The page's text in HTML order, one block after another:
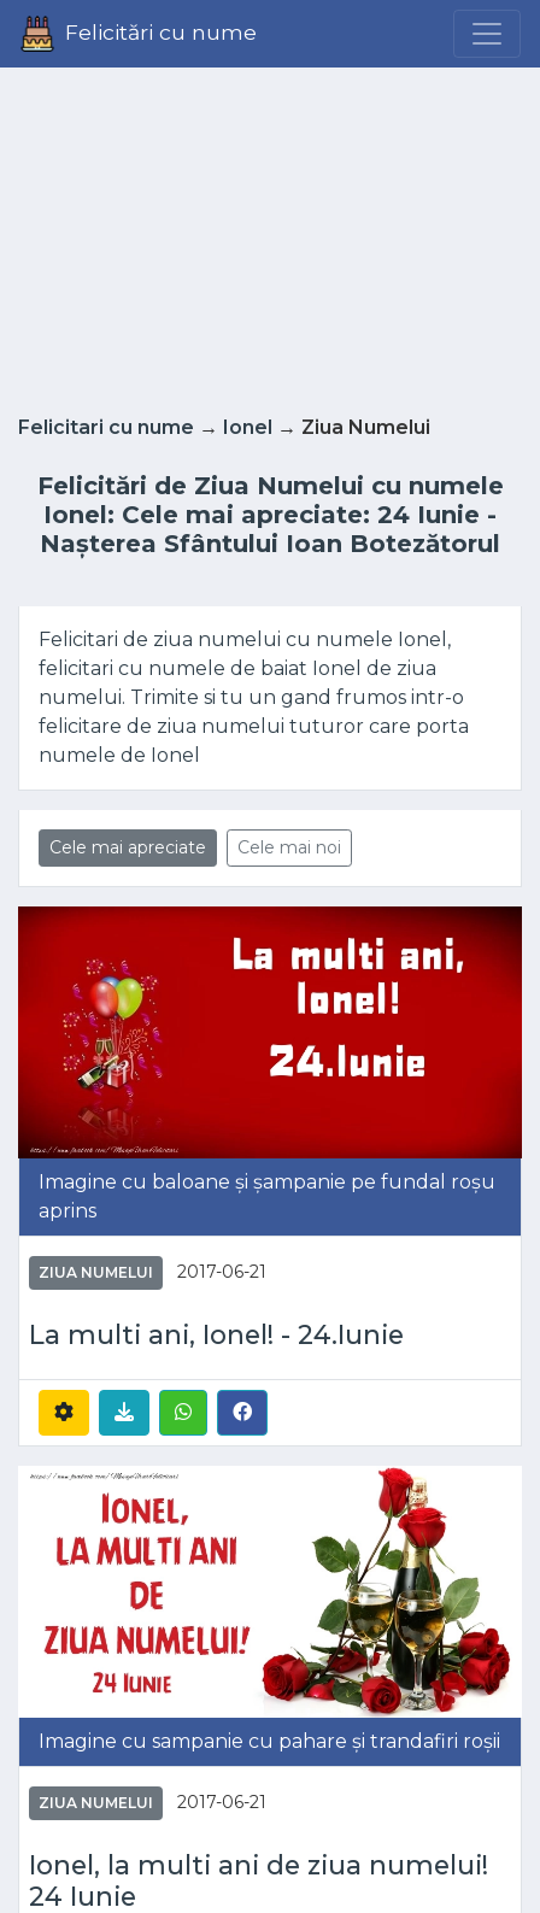
Felicitări cu nume
Felicitari cu nume → Ionel → Ziua Numelui
Felicitări de Ziua Numelui cu numele
Ionel: Cele mai apreciate: 24 Iunie -
Nașterea Sfântului Ioan Botezătorul
Felicitari de ziua numelui cu numele Ionel,
felicitari cu numele de baiat Ionel de ziua
numelui. Trimite si tu un gand frumos intr-o
felicitare de ziua numelui tuturor care porta
numele de Ionel
Cele mai apreciate Cele mai noi
Imagine cu baloane și șampanie pe fundal roșu
aprins
ZIUA NUMELUI 2017-06-21
La multi ani, Ionel! - 24.Iunie
Imagine cu sampanie cu pahare și trandafiri roșii
ZIUA NUMELUI 2017-06-21
Ionel, la multi ani de ziua numelui!
24 Iunie